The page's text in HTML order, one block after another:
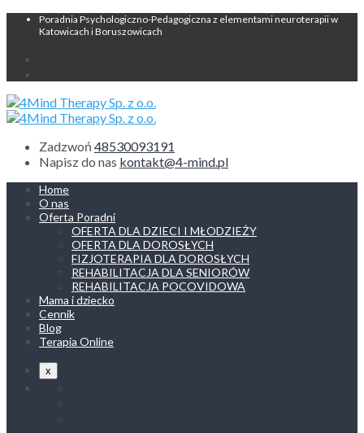
Poradnia Psychologiczno-Pedagogiczna z elementami neuroterapii w
Katowicach i Boruszowicach
Zadzwoń 48530093191
Napisz do nas kontakt@4-mind.pl
Home
O nas
Oferta Poradni
OFERTA DLA DZIECI I MŁODZIEŻY
OFERTA DLA DOROSŁYCH
FIZJOTERAPIA DLA DOROSŁYCH
REHABILITACJA DLA SENIORÓW
REHABILITACJA POCOVIDOWA
Mama i dziecko
Cennik
Blog
Terapia Online
x